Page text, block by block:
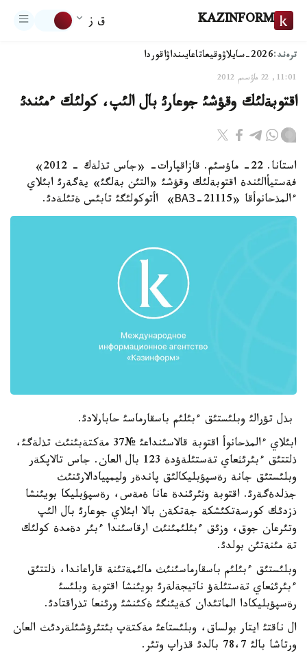
KAZINFORM ق ز
ترەند:2026-سايلاۋ وقيعاتاعايىنداۋاقوردا
11:01, 22 ماۋسىم 2012
اقتوبةلئك وقؤشئ جوعارئ بال الئپ، كولئك ءمئندئ
استانا. 22- ماؤسئم. قازاقپارات- «جاس تذلةك - 2012»
فةستيأالئندة اقتوبةلئك وقؤشئ «التئن بةلگئ» يةگةرئ ابئلاي
ءالمذحانوأقا «ВАЗ-21115» اأتوكولئگئ تابئس ةتئلةدئ.
بذل تؤرالئ وبلئستئق ءبئلئم باسقارماسئ حابارلادئ.
ابئلاي ءالمذحانوأ اقتوبة قالاسئنداعئ №37 مةكتةبئنئث تذلةگئ،
ذلتتئق ءبئرئثعاي تةستئلةؤدة 123 بال العان. جاس تالاپكةر
وبلئستئق جانة رةسپؤبليكالئق پاندةر وليمپيادالارئنئث
جذلدةگةرئ. اقتوبة وثئرئندة عانا ةمةس، رةسپؤبليكا بويئنشا
ذزدئك كورسةتكئشكة جةتكةن بالا ابئلاي جوعارئ بال الئپ
وتئرعان جوق، وزئق ءبئلئمئنئث ارقاسئندا ءبئر دةمدة كولئك
تة مئنةتئن بولدئ.
وبلئستئق ءبئلئم باسقارماسئنئث مالئمةتئنة قاراعاندا، ذلتتئق
ءبئرئثعاي تةستئلةؤ ناتيجةلةرئ بويئنشا اقتوبة وبلئسئ
رةسپؤبليكادا الماتئدان كةيئنگئ ةكئنشئ ورئنعا تذراقتادئ.
ال ناقتئ ايتار بولساق، وبلئستاعئ مةكتةپ بئتئرؤشئلةردئث العان
ورتاشا بالئ 78،7 بالدئ قذراپ وتئر.